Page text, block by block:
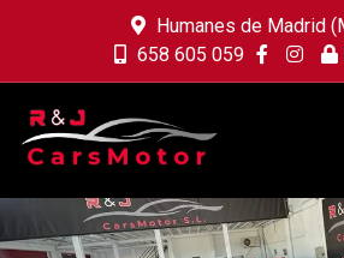
Humanes de Madrid
658 605 059